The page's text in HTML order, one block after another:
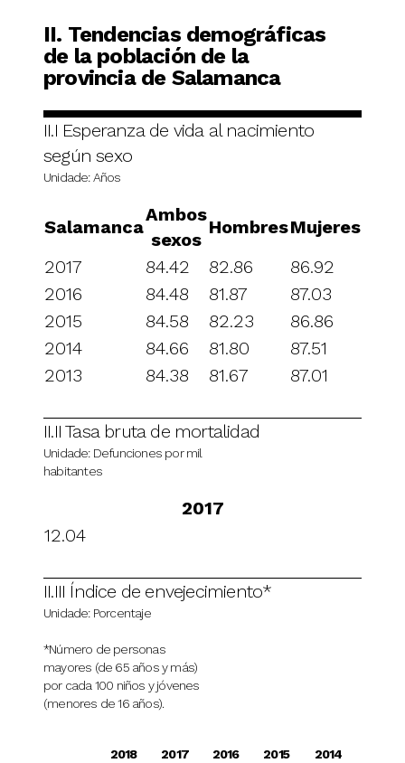
II. Tendencias demográficas
de la población de la
provincia de Salamanca
II.I Esperanza de vida al nacimiento
según sexo
Unidade: Años
Salamanca
Ambos
sexos
HombresMujeres
2017
84.42 82.86
86.92
2016
84.48 81.87
87.03
2015
84.58 82.23
86.86
2014
84.66 81.80
87.51
2013
84.38 81.67 87.01
II.II Tasa bruta de mortalidad
Unidade: Defunciones por mil
habitantes
2017
12.04
II.III Índice de envejecimiento*
Unidade: Porcentaje
*Número de personas
mayores (de 65 años y más)
por cada 100 niños y jóvenes
(menores de 16 años).
2018 2017 2016 2015 2014